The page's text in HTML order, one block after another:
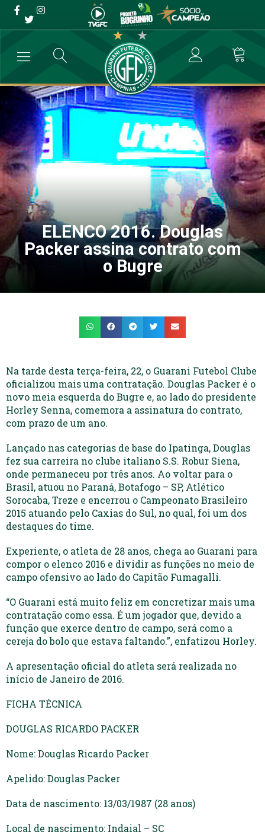
ELENCO 2016. Douglas
Packer assina contrato
com o Bugre
ELENCO 2016. Douglas Packer assina
ELENCO 2016. Douglas
Packer assina contrato com
o Bugre
Na tarde desta terça-feira, 22, o Guarani Futebol Clube
oficializou mais uma contratação. Douglas Packer é o
novo meia esquerda do Bugre e, ao lado do presidente
Horley Senna, comemora a assinatura do contrato,
com prazo de um ano.
Lançado nas categorias de base do Ipatinga, Douglas
fez sua carreira no clube italiano S.S. Robur Siena,
onde permaneceu por três anos. Ao voltar para o
Brasil, atuou no Paraná, Botafogo – SP, Atlético
Sorocaba, Treze e encerrou o Campeonato Brasileiro
2015 atuando pelo Caxias do Sul, no qual, foi um dos
destaques do time.
Experiente, o atleta de 28 anos, chega ao Guarani para
compor o elenco 2016 e dividir as funções no meio de
campo ofensivo ao lado do Capitão Fumagalli.
“O Guarani está muito feliz em concretizar mais uma
contratação como essa. É um jogador que, devido a
função que exerce dentro de campo, será como a
cereja do bolo que estava faltando.”, enfatizou Horley.
A apresentação oficial do atleta será realizada no
início de Janeiro de 2016.
FICHA TÉCNICA
DOUGLAS RICARDO PACKER
Nome: Douglas Ricardo Packer
Apelido: Douglas Packer
Data de nascimento: 13/03/1987 (28 anos)
Local de nascimento: Indaial – SC